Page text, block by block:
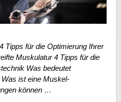
Tipps für die Optimierung Ihrer
Muskulatur 4 Tipps für die
Was bedeutet
ist eine Muskel-
können …